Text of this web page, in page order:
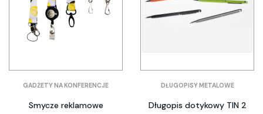
GADŻETY NA KONFERENCJE
Smycze reklamowe
DŁUGOPISY METALOWE
Długopis dotykowy TIN 2